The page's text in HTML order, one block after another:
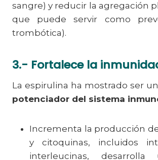
sangre) y reducir la agregación
que puede servir como
trombótica).
3.- Fortalece la
La espirulina ha mostrado ser un
potenciador del sistema
Incrementa la producción
y citoquinas, incluidos
interleucinas,